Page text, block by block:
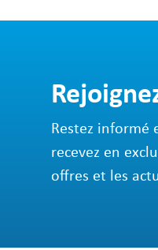
Restez informé
recevez en
offres et les